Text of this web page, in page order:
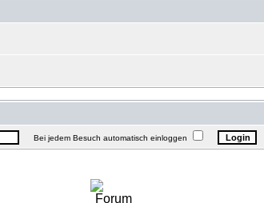
Bei jedem Besuch automatisch einloggen